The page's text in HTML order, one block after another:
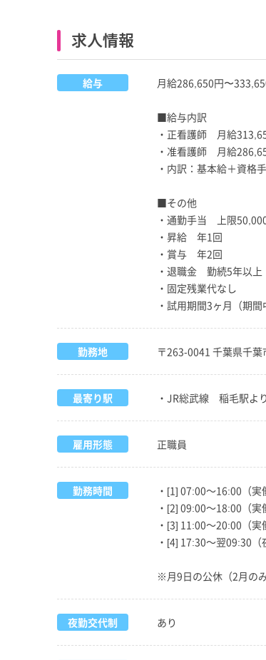
求人情報
給与 月給286,650円〜
■給与内訳
・正看護師 月給
・准看護師 月給
・内訳：基本給＋資格
■その他
・通勤手当 上限
・昇給 年1回
・賞与 年2回
・退職金 勤続5年以上
・固定残業代なし
・試用期間3ヶ月（期間
勤務地 〒263-0041 千葉県千
最寄り駅 ・JR総武線 稲毛駅よ
雇用形態 正職員
勤務時間
・[1] 07:00～16:00（実
・[2] 09:00～18:00（実
・[3] 11:00～20:00（実
・[4] 17:30～翌09:30（
※月9日の公休（2月の
夜勤交代制 あり